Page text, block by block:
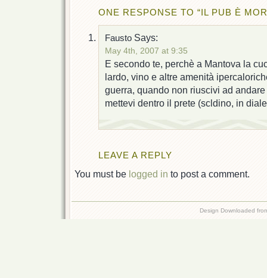
ONE RESPONSE TO “IL PUB È
Fausto Says:
May 4th, 2007 at 9:35
E secondo te, perchè a Mantova la
lardo, vino e altre amenità
guerra, quando non riuscivi ad
mettevi dentro il prete (scldino, in
LEAVE A REPLY
You must be logged in to post a comment.
Design Downloaded